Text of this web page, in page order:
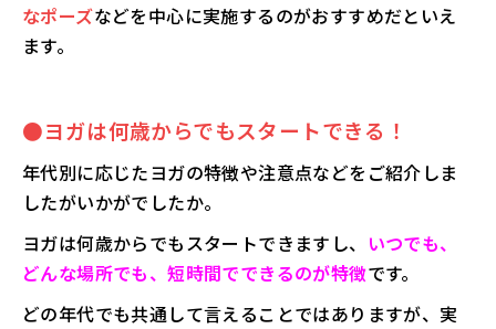
なポーズなどを中心に実施するのがおすすめだといえ
ます。
●ヨガは何歳からでもスタートできる！
年代別に応じたヨガの特徴や注意点などをご紹介しま
したがいかがでしたか。
ヨガは何歳からでもスタートできますし、 いつでも、
どんな場所でも、短時間でできるのが特徴です。
どの年代でも共通して言えることではありますが、実